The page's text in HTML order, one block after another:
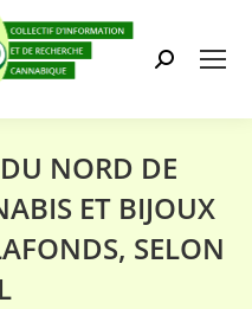
Search:
NORD DE
ET BIJOUX
SELON